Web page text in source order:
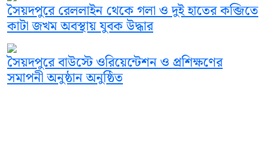
সৈয়দপুরে রেললাইন থেকে গলা ও দুই হাতের কব্জিতে
কাটা জখম অবস্থায় যুবক উদ্ধার
সৈয়দপুরে বাউস্টে ওরিয়েন্টেশন ও প্রশিক্ষণের
সমাপনী অনুষ্ঠান অনুষ্ঠিত